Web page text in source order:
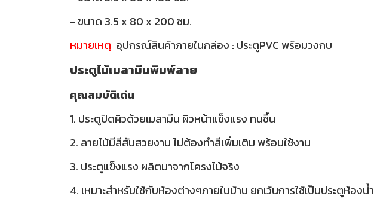
- ขนาด 3.5 x 80 x 200 ซม.
หมายเหตุ อุปกรณ์สินค้าภายในกล่อง : ประตูPVC พร้อมวงกบ
ประตูไม้เมลามีนพิมพ์ลาย
คุณสมบัติเด่น
1. ประตูปิดผิวด้วยเมลามีน ผิวหน้าแข็งแรง ทนชื้น
2. ลายไม้มีสีสันสวยงาม ไม่ต้องทำสีเพิ่มเติม พร้อมใช้งาน
3. ประตูแข็งแรง ผลิตมาจากโครงไม้จริง
4. เหมาะสำหรับใช้กับห้องต่างๆภายในบ้าน ยกเว้นการใช้เป็นประตูห้องน้ำ